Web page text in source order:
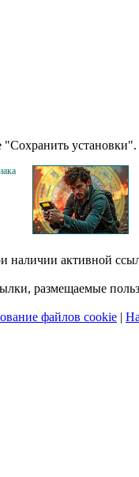
установки".
наличии активной
размещаемые
файлов cookie |